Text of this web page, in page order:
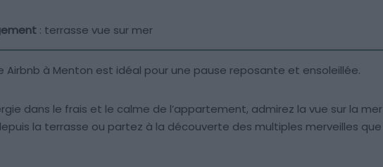
: terrasse vue sur mer
Airbnb à Menton est idéal pour une pause reposante et ensoleillée.
dans le frais et le calme de l’appartement, admirez la vue sur la mer
la terrasse ou partez à la découverte des multiples merveilles que